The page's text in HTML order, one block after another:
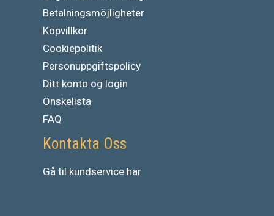
Betalningsmöjligheter
Köpvillkor
Cookiepolitik
Personuppgiftspolicy
Ditt konto og login
Önskelista
FAQ
Kontakta Oss
Gå til kundservice här